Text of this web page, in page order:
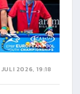
2026, 19:18